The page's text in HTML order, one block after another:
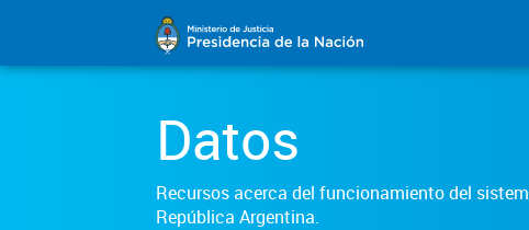
Datos
Recursos acerca del funcionamiento del
República Argentina.